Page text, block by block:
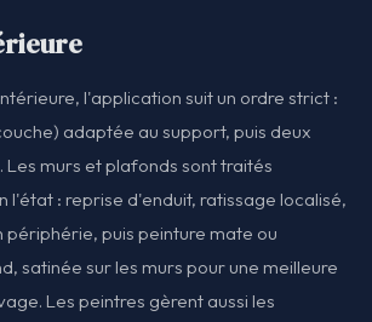
l'application suit un ordre strict :
adaptée au support, puis deux
Les murs et plafonds sont traités
l'état : reprise d'enduit, ratissage localisé,
périphérie, puis peinture mate ou
satinée sur les murs pour une meilleure
Les peintres gèrent aussi les